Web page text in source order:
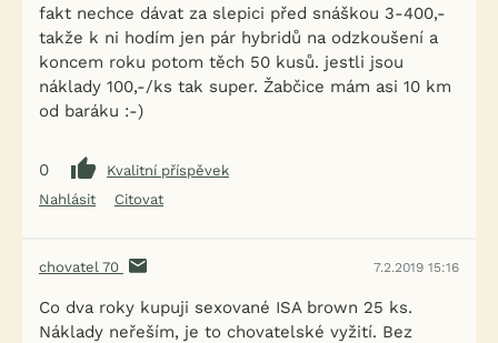
fakt nechce dávat za slepici před snáškou 3-400,-
takže k ni hodím jen pár hybridů na odzkoušení a
koncem roku potom těch 50 kusů. jestli jsou
náklady 100,-/ks tak super. Žabčice mám asi 10 km
od baráku :-)
0
Kvalitní příspěvek
Nahlásit
Citovat
chovatel 70 7.2.2019 15:16
Co dva roky kupuji sexované ISA brown 25 ks.
Náklady neřeším, je to chovatelské vyžití. Bez